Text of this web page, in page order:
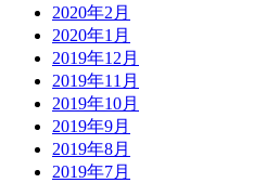
2020年2月
2020年1月
2019年12月
2019年11月
2019年10月
2019年9月
2019年8月
2019年7月